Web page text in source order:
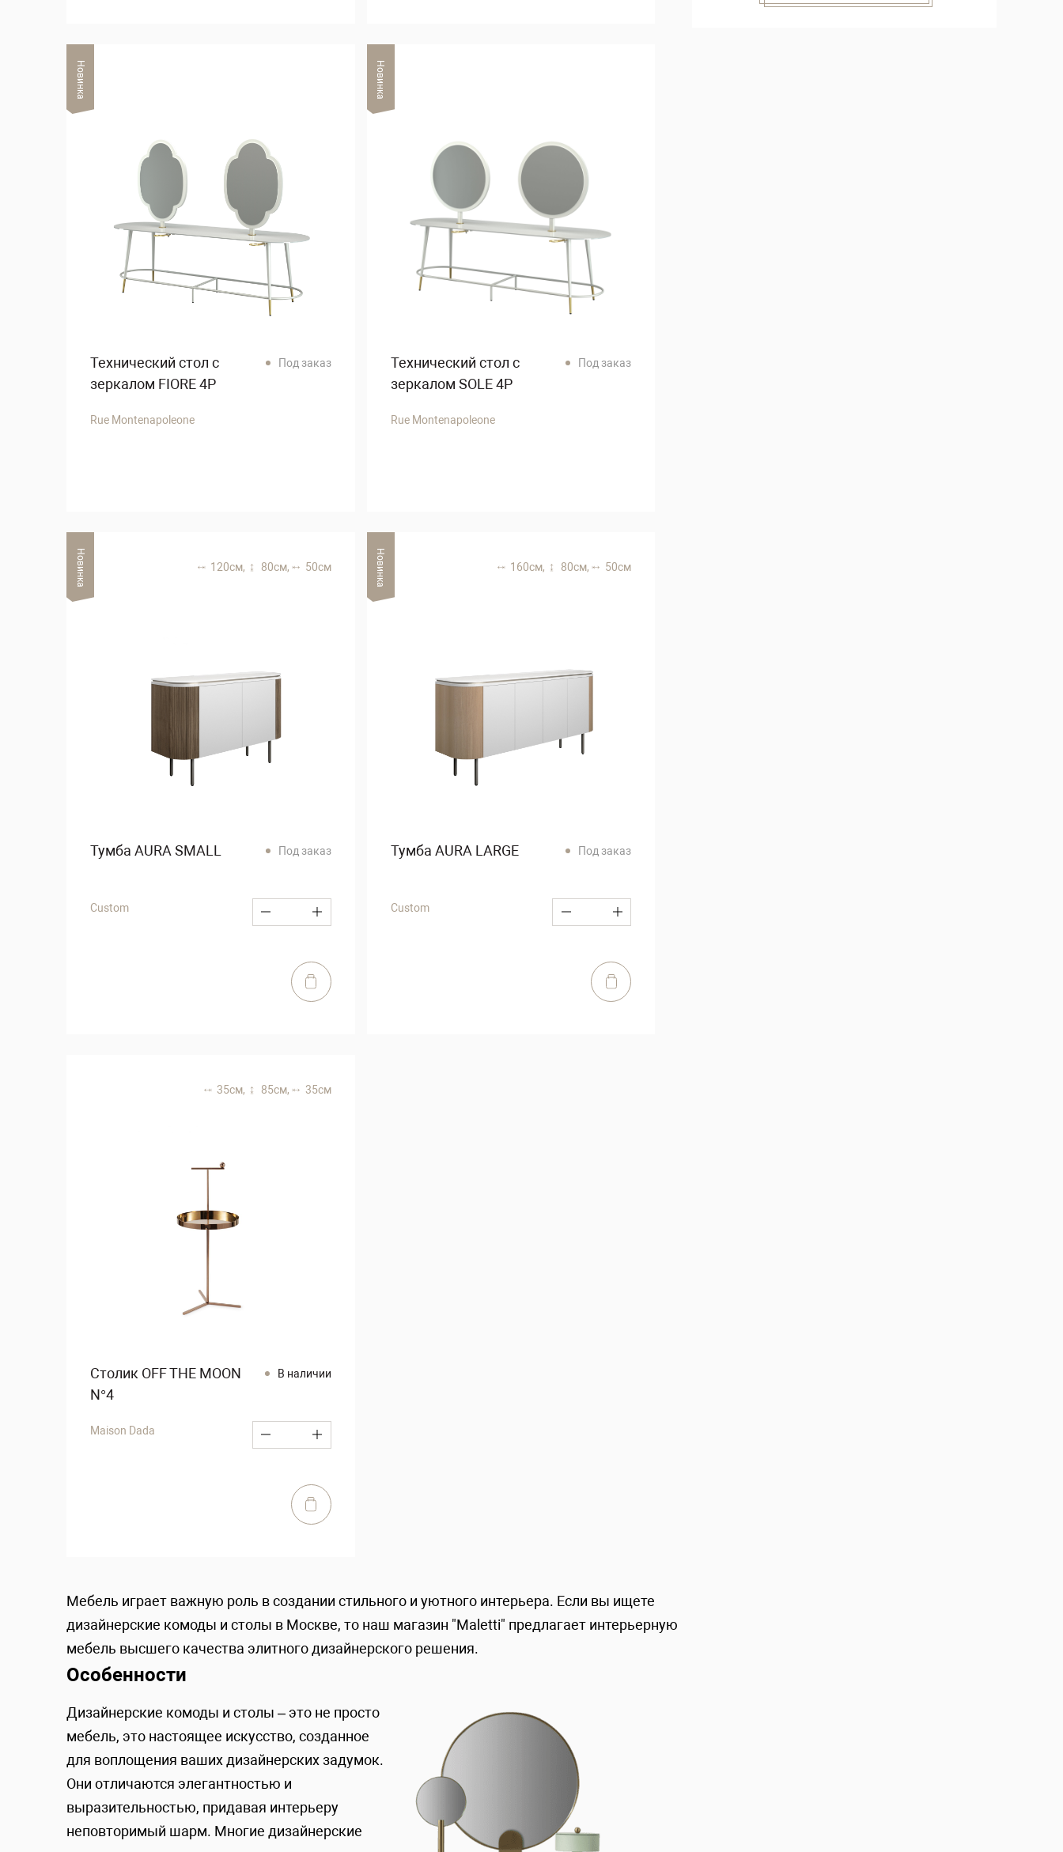
Новинка
Технический стол с
зеркалом FIORE 4P
Под заказ
Rue Montenapoleone
Новинка
Технический стол с
зеркалом SOLE 4P
Под заказ
Rue Montenapoleone
Новинка 120 см, 80 см, 50 см
Тумба AURA SMALL Под заказ
Custom
Новинка 160 см, 80 см, 50 см
Тумба AURA LARGE Под заказ
Custom
35 см, 85 см, 35 см
Столик OFF THE MOON
N°4
В наличии
Maison Dada
Мебель играет важную роль в создании стильного и уютного интерьера. Если вы ищете
дизайнерские комоды и столы в Москве, то наш магазин "Maletti" предлагает интерьерную
мебель высшего качества элитного дизайнерского решения.
Особенности
Дизайнерские комоды и столы – это не просто
мебель, это настоящее искусство, созданное
для воплощения ваших дизайнерских задумок.
Они отличаются элегантностью и
выразительностью, придавая интерьеру
неповторимый шарм. Многие дизайнерские